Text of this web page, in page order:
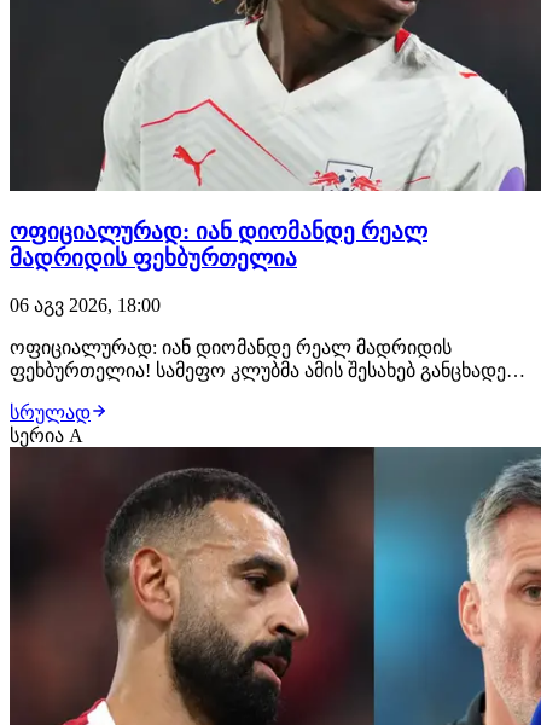
ოფიციალურად: იან დიომანდე რეალ
მადრიდის ფეხბურთელია
06 აგვ 2026, 18:00
ოფიციალურად: იან დიომანდე რეალ მადრიდის
ფეხბურთელია! სამეფო კლუბმა ამის შესახებ განცხადება
ფეხბურთელმა რეალთან კონტრაქტი 2033 წლამდე
გააფორმა, მხარეებს შორის კი €140 მილიონიანი
სრულად
სერია A